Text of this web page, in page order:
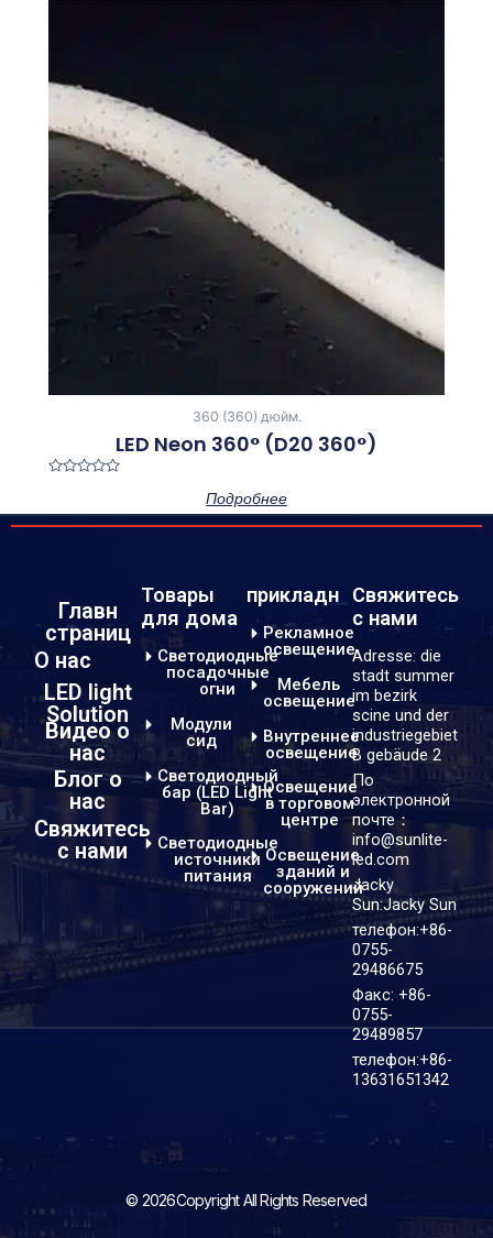
360 (360) дюйм.
LED Neon 360° (D20 360°)
из
5
Подробнее
Главн
страниц
О нас
LED light
Solution
Видео о
нас
Блог о
нас
Свяжитесь
с нами
Товары
для дома
Светодиодные
посадочные
огни
Модули
сид
Светодиодный
бар (LED Light
Bar)
Светодиодные
источники
питания
прикладн
Рекламное
освещение
Мебель
освещение
Внутреннее
освещение
Освещение
в торговом
центре
Освещение
зданий и
сооружений
Свяжитесь
с нами
Adresse: die
stadt summer
im bezirk
scine und der
industriegebiet
B gebäude 2
По
электронной
почте：
info@sunlite-
led.com
Jacky
Sun:Jacky Sun
телефон:+86-
0755-
29486675
Факс: +86-
0755-
29489857
телефон:+86-
13631651342
© 2026Copyright All Rights Reserved